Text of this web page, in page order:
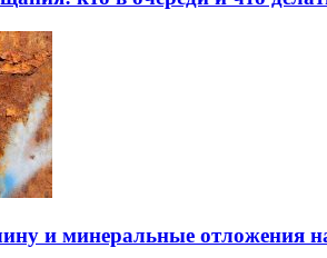
и минеральные отложения